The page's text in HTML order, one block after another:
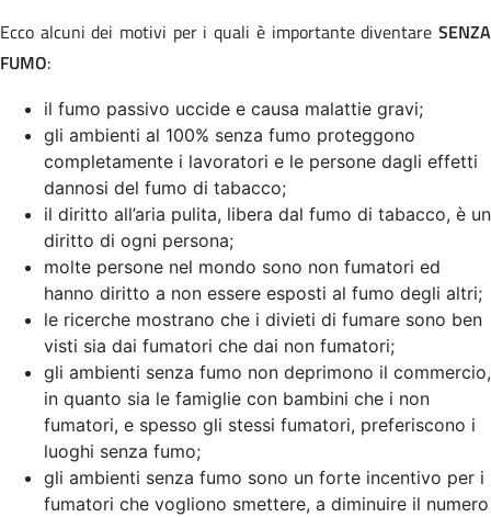
Ecco alcuni dei motivi per i quali è importante diventare SENZA
FUMO:
il fumo passivo uccide e causa malattie gravi;
gli ambienti al 100% senza fumo proteggono
completamente i lavoratori e le persone dagli effetti
dannosi del fumo di tabacco;
il diritto all’aria pulita, libera dal fumo di tabacco, è un
diritto di ogni persona;
molte persone nel mondo sono non fumatori ed
hanno diritto a non essere esposti al fumo degli altri;
le ricerche mostrano che i divieti di fumare sono ben
visti sia dai fumatori che dai non fumatori;
gli ambienti senza fumo non deprimono il commercio,
in quanto sia le famiglie con bambini che i non
fumatori, e spesso gli stessi fumatori, preferiscono i
luoghi senza fumo;
gli ambienti senza fumo sono un forte incentivo per i
fumatori che vogliono smettere, a diminuire il numero